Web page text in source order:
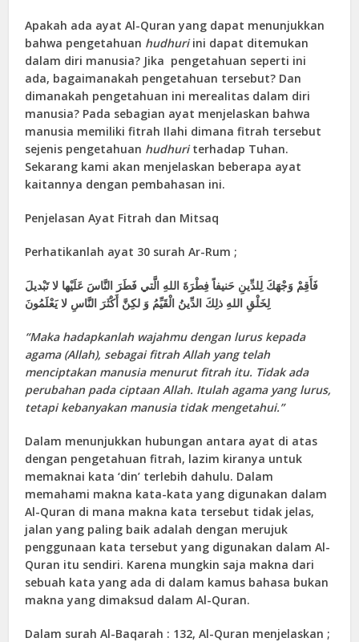
Apakah ada ayat Al-Quran yang dapat menunjukkan
bahwa pengetahuan hudhuriini dapat ditemukan
dalam diri manusia? Jika pengetahuan seperti ini
ada, bagaimanakah pengetahuan tersebut? Dan
dimanakah pengetahuan ini merealitas dalam diri
manusia? Pada sebagian ayat menjelaskan bahwa
manusia memiliki fitrah Ilahi dimana fitrah tersebut
sejenis pengetahuan hudhuriterhadap Tuhan.
Sekarang kami akan menjelaskan beberapa ayat
kaitannya dengan pembahasan ini.
Penjelasan Ayat Fitrah dan Mitsaq
Perhatikanlah ayat 30 surah Ar-Rum ;
فَأَقِمْ وَجْهَكَ لِلدِّينِ حَنيفاً فِطْرَةَ اللهِ الَّتي‏ فَطَرَ النَّاسَ عَلَيْها لا تَبْديلَ
لِخَلْقِ اللهِ ذلِكَ الدِّينُ الْقَيِّمُ وَ لكِنَّ أَكْثَرَ النَّاسِ لا يَعْلَمُونَ
“Maka hadapkanlah wajahmu dengan lurus kepada
agama (Allah), sebagai fitrah Allah yang telah
menciptakan manusia menurut fitrah itu. Tidak ada
perubahan pada ciptaan Allah. Itulah agama yang lurus,
tetapi kebanyakan manusia tidak mengetahui.”
Dalam menunjukkan hubungan antara ayat di atas
dengan pengetahuan fitrah, lazim kiranya untuk
memaknai kata ‘din’ terlebih dahulu. Dalam
memahami makna kata-kata yang digunakan dalam
Al-Quran di mana makna kata tersebut tidak jelas,
jalan yang paling baik adalah dengan merujuk
penggunaan kata tersebut yang digunakan dalam Al-
Quran itu sendiri. Karena mungkin saja makna dari
sebuah kata yang ada di dalam kamus bahasa bukan
makna yang dimaksud dalam Al-Quran.
Dalam surah Al-Baqarah : 132, Al-Quran menjelaskan ;